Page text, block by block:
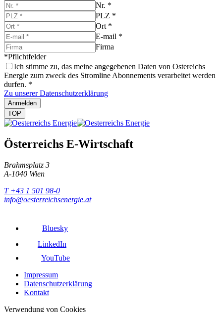
Nr. *
PLZ *
Ort *
E-mail *
Firma
*Pflichtfelder
Ich stimme zu, das meine angegebenen Daten von Ostereichs
Energie zum zweck des Stromline Abonnements verarbeitet werden
durfen. *
Zu unserer Datenschutzerklärung
Anmelden
TOP
Österreichs E-Wirtschaft
Brahmsplatz 3
A-1040 Wien
T +43 1 501 98-0
info@oesterreichsenergie.at
Bluesky
LinkedIn
YouTube
Impressum
Datenschutzerklärung
Kontakt
Verwendung von Cookies